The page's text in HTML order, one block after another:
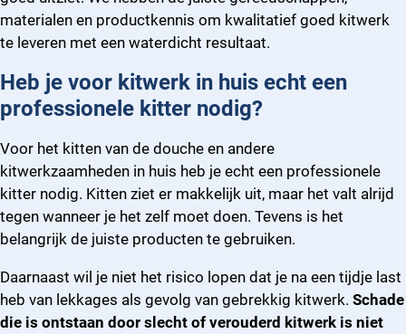
materialen en productkennis om kwalitatief goed kitwerk
te leveren met een waterdicht resultaat.
Heb je voor kitwerk in huis echt een
professionele kitter nodig?
Voor het kitten van de douche en andere
kitwerkzaamheden in huis heb je echt een professionele
kitter nodig. Kitten ziet er makkelijk uit, maar het valt alrijd
tegen wanneer je het zelf moet doen. Tevens is het
belangrijk de juiste producten te gebruiken.
Daarnaast wil je niet het risico lopen dat je na een tijdje last
heb van lekkages als gevolg van gebrekkig kitwerk. Schade
die is ontstaan door slecht of verouderd kitwerk is niet